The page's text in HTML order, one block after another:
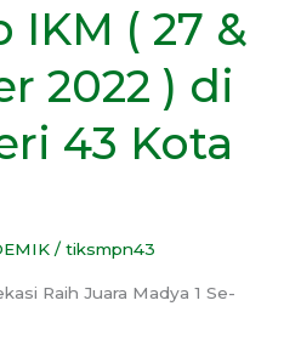
IKM ( 27 &
2022 ) di
43 Kota
/tiksmpn43
Raih Juara Madya 1 Se-